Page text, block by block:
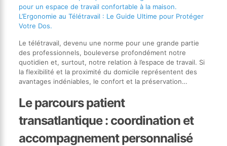
L’Ergonomie au Télétravail : Le Guide Ultime pour Protéger
Votre Dos.
Le télétravail, devenu une norme pour une grande partie
des professionnels, bouleverse profondément notre
quotidien et, surtout, notre relation à l’espace de travail. Si
la flexibilité et la proximité du domicile représentent des
avantages indéniables, le confort et la préservation…
Le parcours patient
transatlantique : coordination et
accompagnement personnalisé